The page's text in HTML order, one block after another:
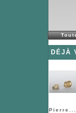
DÉJÀ
Pierre...